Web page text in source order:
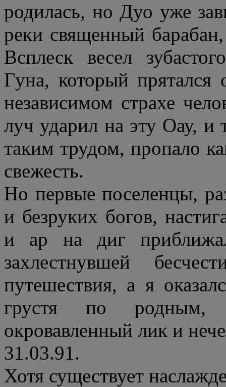
родилась, но Дуо уже
реки священный
Всплеск весел
Гуна, который
независимом страхе
луч ударил на эту Оау, и
таким трудом, пропало
свежесть.
Но первые поселенцы,
и безруких богов,
и ар на диг
захлестнувшей
путешествия, а я
грустя по родным,
окровавленный лик и
31.03.91.
Хотя существует